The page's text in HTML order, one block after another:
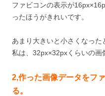
ファビコンの表示が
ったほうがきれいです。
あまり大きいと小さくなった
私は、32px×32pxくらいの画
2,作った画像データをフ
る。